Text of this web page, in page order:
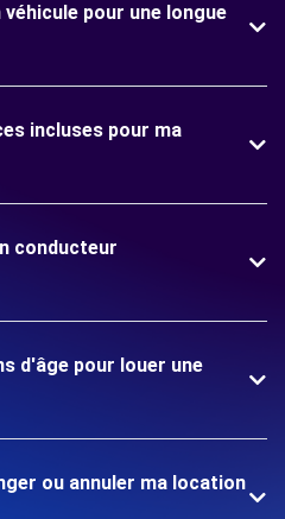
pour une longue
incluses pour ma
conducteur
d'âge pour louer une
ou annuler ma location